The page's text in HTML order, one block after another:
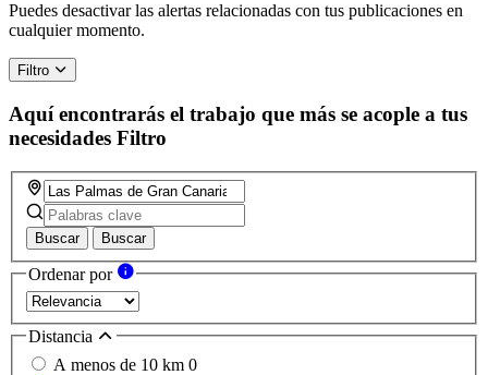
Puedes desactivar las alertas relacionadas con tus publicaciones en
cualquier momento.
Filtro
Aquí encontrarás el trabajo que más se acople a tus
necesidades Filtro
Buscar Buscar
Ordenar por
Distancia
A menos de 10 km 0